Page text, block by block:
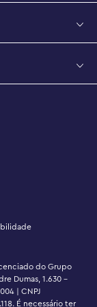
do Grupo
Dumas, 1.630 -
| CNPJ
É necessário ter